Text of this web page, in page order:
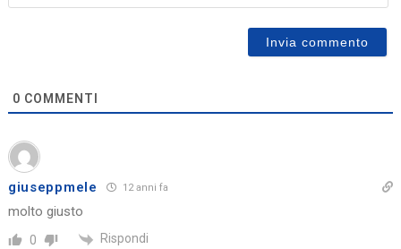
0 COMMENTI
giuseppmele 12 anni fa
molto giusto
0 Rispondi